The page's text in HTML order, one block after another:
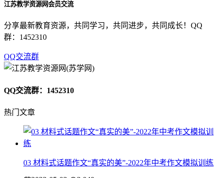
江苏教学资源网会员交流
分享最新教育资源，共同学习，共同进步，共同成长！QQ
群：1452310
QQ交流群
QQ交流群：1452310
热门文章
03 材料式话题作文“真实的美”-2022年中考作文模拟训练